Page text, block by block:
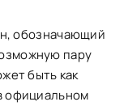
обозначающий
пару
быть как
официальном